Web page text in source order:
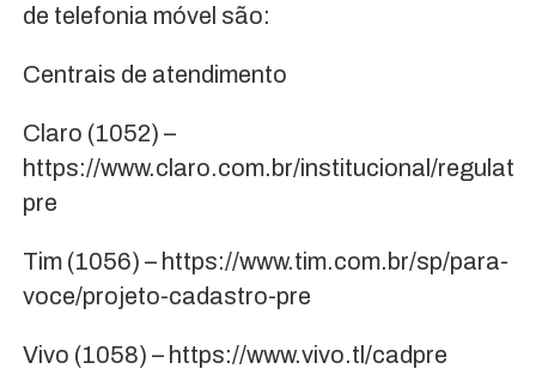
de telefonia móvel são:
Centrais de atendimento
Claro (1052) –
https://www.claro.com.br/institucional/
pre
Tim (1056) – https://www.tim.com.br/sp/para-
voce/projeto-cadastro-pre
Vivo (1058) – https://www.vivo.tl/cadpre